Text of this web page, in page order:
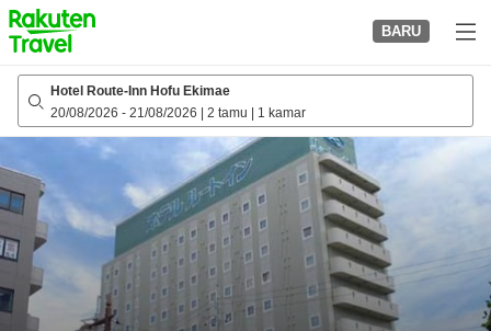
to
top
page
BARU
Hotel Route-Inn Hofu Ekimae
20/08/2026 - 21/08/2026 2 tamu 1 kamar